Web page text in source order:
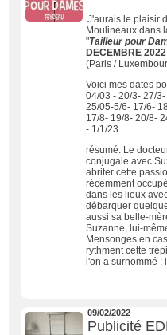
J'aurais le plaisir
Moulineaux dans
"Tailleur pour
DECEMBRE 2022
(Paris /
Voici mes dates
04/03 - 20/3- 27/
25/05-5/6- 17/6-
17/8- 19/8- 20/8-
- 1/1/23
résumé: Le
conjugale avec
abriter cette
récemment
dans les lieux
débarquer
aussi sa belle-
Suzanne, lui-
Mensonges en
rythment cette
l'on a surnommé
09/02/2022
Publicité